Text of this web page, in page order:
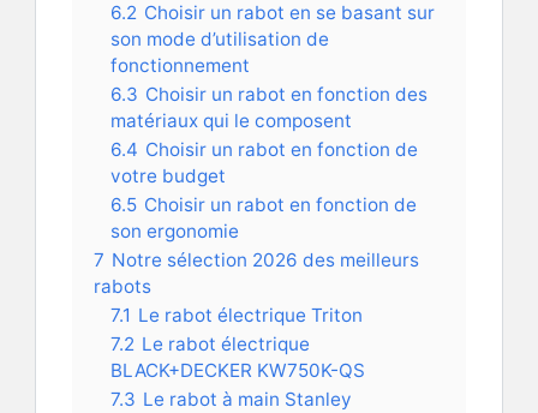
6.2 Choisir un rabot en se basant sur
son mode d’utilisation de
fonctionnement
6.3 Choisir un rabot en fonction des
matériaux qui le composent
6.4 Choisir un rabot en fonction de
votre budget
6.5 Choisir un rabot en fonction de
son ergonomie
7 Notre sélection 2026 des meilleurs
rabots
7.1 Le rabot électrique Triton
7.2 Le rabot électrique
BLACK+DECKER KW750K-QS
7.3 Le rabot à main Stanley